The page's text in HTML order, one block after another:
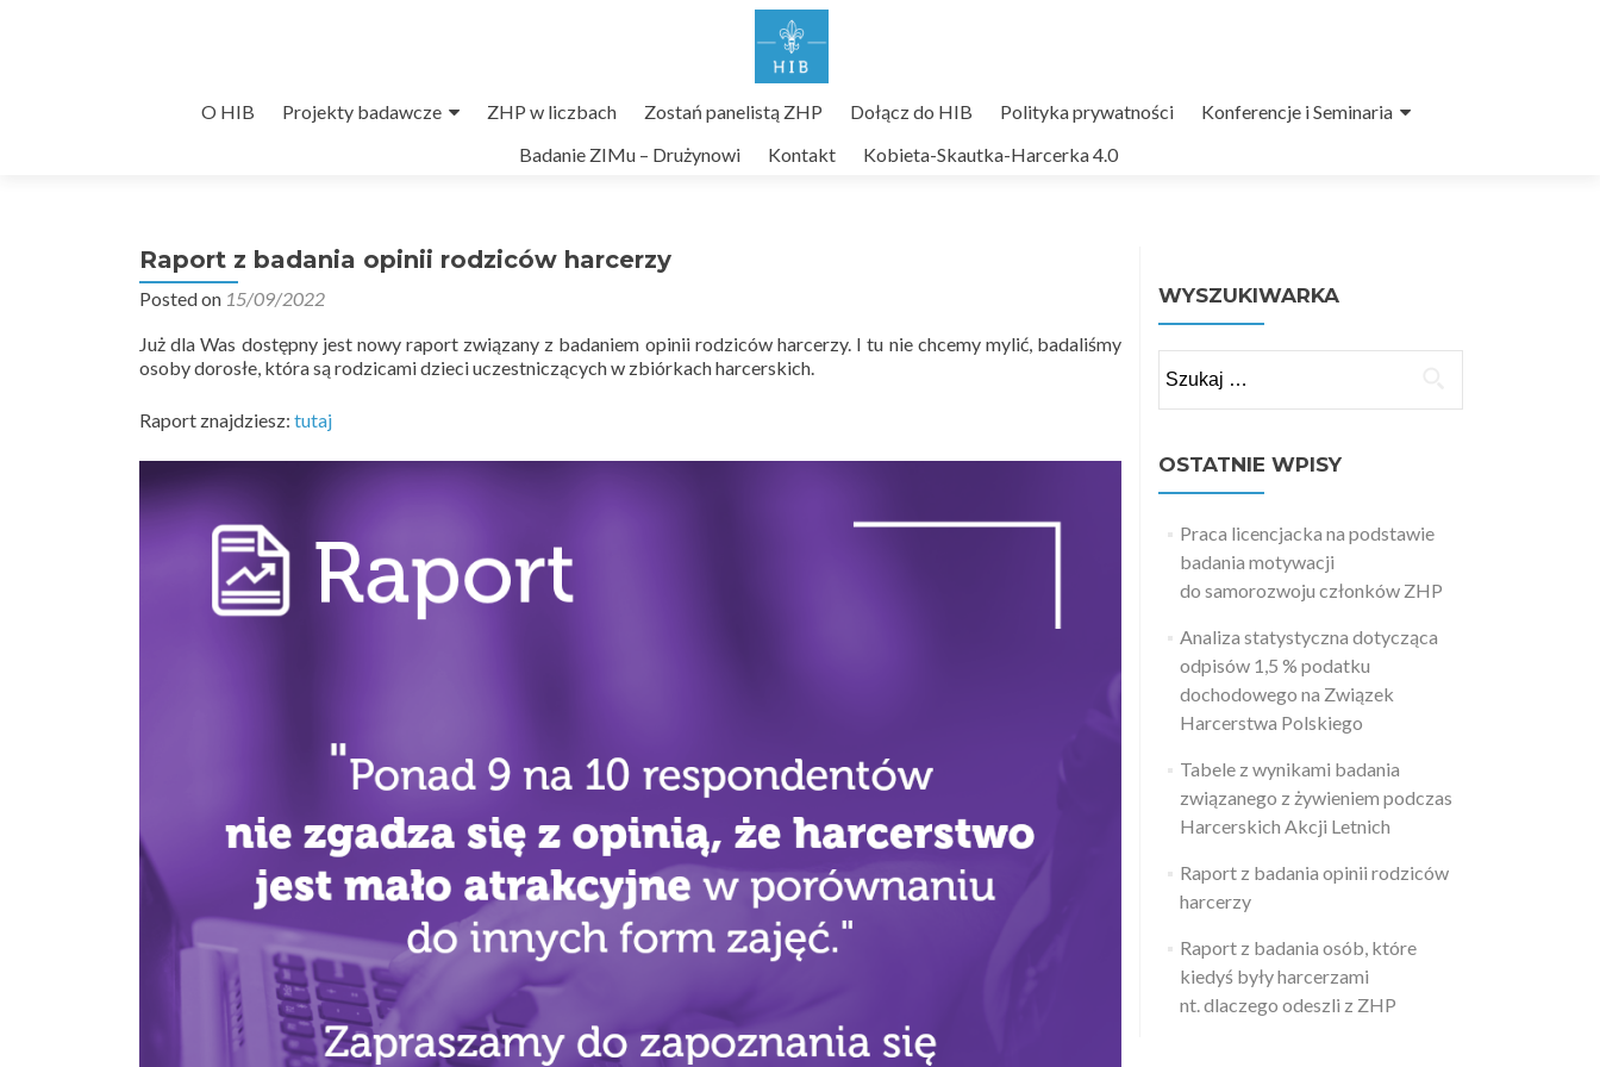
O HIB Projekty badawcze ZHP w liczbach Zostań panelistą ZHP Dołącz do HIB Polityka prywatności
Konferencje i Seminaria
Badanie ZIMu – Drużynowi
Kontakt Kobieta-Skautka-Harcerka 4.0
Raport z badania opinii rodziców harcerzy
Posted on 15/09/2022
Już dla Was dostępny jest nowy raport związany z badaniem opinii rodziców harcerzy. I tu nie chcemy mylić, badaliśmy
osoby dorosłe, która są rodzicami dzieci uczestniczących w zbiórkach harcerskich.
Raport znajdziesz: tutaj
WYSZUKIWARKA
OSTATNIE WPISY
Praca licencjacka na podstawie
badania motywacji
do samorozwoju członków ZHP
Analiza statystyczna dotycząca
odpisów 1,5 % podatku
dochodowego na Związek
Harcerstwa Polskiego
Tabele z wynikami badania
związanego z żywieniem podczas
Harcerskich Akcji Letnich
Raport z badania opinii rodziców
harcerzy
Raport z badania osób, które
kiedyś były harcerzami
nt. dlaczego odeszli z ZHP